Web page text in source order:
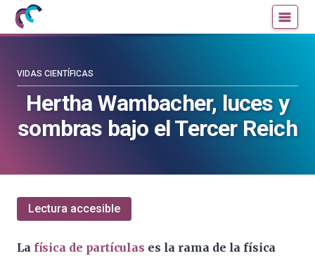
Mujeres
con
Cultura
Científica
la
blog
Cultura
Científica
la
Hertha Wambacher, luces y
sombras bajo el Tercer Reich
VIDAS CIENTÍFICAS
Lectura accesible
La física de partículas es la rama de la física